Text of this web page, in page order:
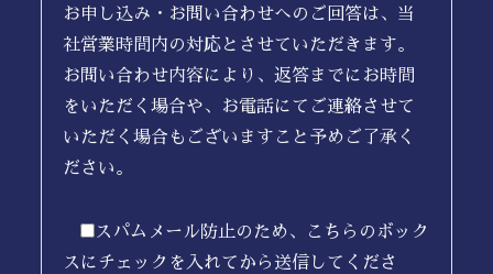
お申し込み・お問い合わせへのご回答は、当
社営業時間内の対応とさせていただきます。
お問い合わせ内容により、返答までにお時間
をいただく場合や、お電話にてご連絡させて
いただく場合もございますこと予めご了承く
ださい。
スパムメール防止のため、こちらのボック
スにチェックを入れてから送信してくださ